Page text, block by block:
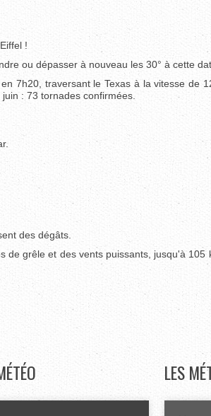
!
ou dépasser à nouveau les 30° à cette
7h20, traversant le Texas à la vitesse de
: 73 tornades confirmées.
des dégâts.
de grêle et des vents puissants, jusqu'à 105
LES